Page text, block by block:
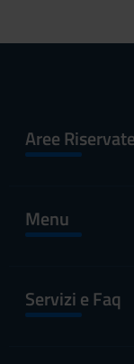
Aree Riservate
Menu
Servizi e Faq